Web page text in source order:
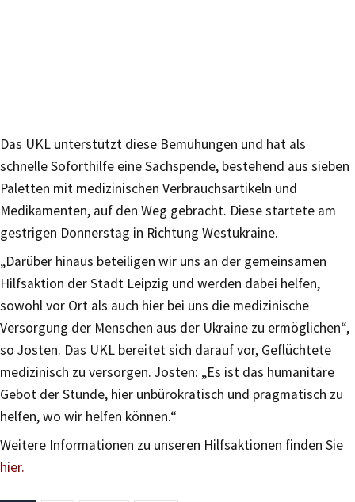
Das UKL unterstützt diese Bemühungen und hat als
schnelle Soforthilfe eine Sachspende, bestehend aus sieben
Paletten mit medizinischen Verbrauchsartikeln und
Medikamenten, auf den Weg gebracht. Diese startete am
gestrigen Donnerstag in Richtung Westukraine.
„Darüber hinaus beteiligen wir uns an der gemeinsamen
Hilfsaktion der Stadt Leipzig und werden dabei helfen,
sowohl vor Ort als auch hier bei uns die medizinische
Versorgung der Menschen aus der Ukraine zu ermöglichen“,
so Josten. Das UKL bereitet sich darauf vor, Geflüchtete
medizinisch zu versorgen. Josten: „Es ist das humanitäre
Gebot der Stunde, hier unbürokratisch und pragmatisch zu
helfen, wo wir helfen können.“
Weitere Informationen zu unseren Hilfsaktionen finden Sie
hier.